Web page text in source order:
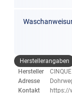
Herstellerangaben
Hersteller
Adresse
Kontakt
https://